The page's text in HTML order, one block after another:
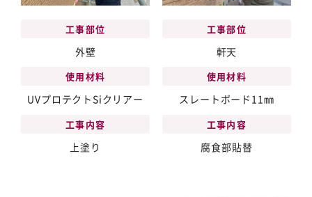
工事部位
外壁
使用材料
UVプロテクトSiクリアー
工事内容
上塗り
工事部位
軒天
使用材料
スレートボード11㎜
工事内容
腐食部貼替